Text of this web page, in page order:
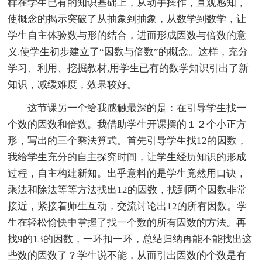
样在学生已有的知识基础上，从动手操作，直观感知，
使概念的揭示突破了从抽象到抽象，从数学到数学，让
学生自主体验数与形的结合，进而形成因数与倍数的意
义.使学生初步建立了“因数与倍数”的概念。这样，充分
学习、利用、挖掘教材,用学生已有的数学知识引出了新
知识，减缓难度，效果较好。
这节课另一个给我感触最深的是：在引导学生找一
个数的因数和倍数。我借助学生开课摆的１２个小正方
形，写出的三个乘法算式。首先引导学生找12的因数，
我给学生充分的自主探究时间，让学生经历知识的形成
过程，自主构建新知。出乎意料的是学生竟然用口诀，
乘法和除法等等方法找出12的因数，找到两个因数非常
接近，紧接着师生互动，交流讨论出12的所有因数。学
生在轻松愉快中掌握了找一个数的所有因数的方法。再
找9的13的因数，一环扣一环，总结归纳再能不能找出这
些数的因数了？学生说不能，从而引出因数的个数是有